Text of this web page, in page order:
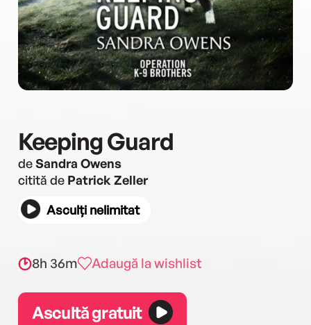
Keeping Guard
deSandra Owens
citită de Patrick Zeller
Asculți nelimitat
8h 36m Adaugă la wishlist
Ascultă gratuit